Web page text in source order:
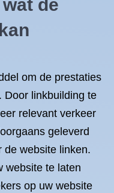
de
om de prestaties
Door linkbuilding te
relevant verkeer
geleverd
de website linken.
website te laten
op uw website